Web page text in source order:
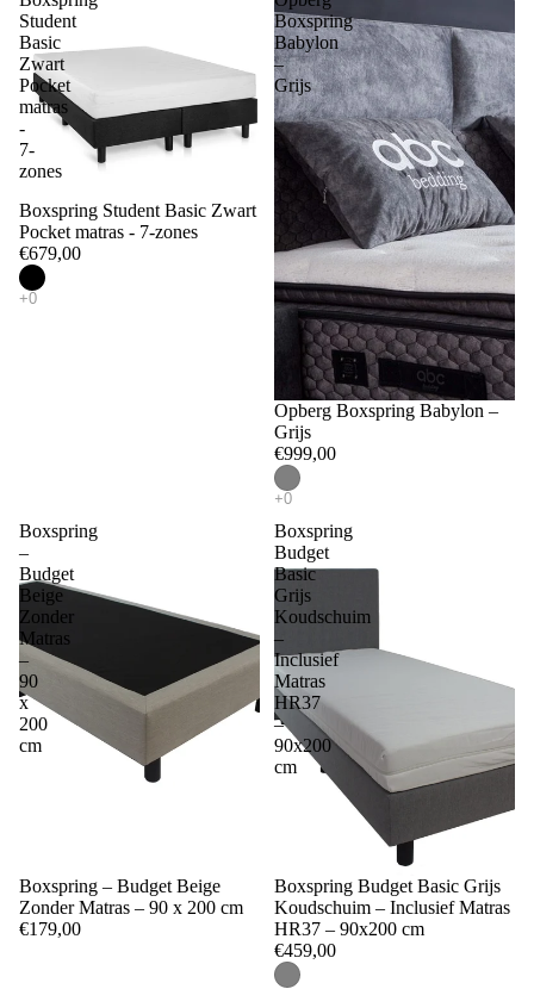
Student
Basic
Zwart
Pocket
matras
-
7-
zones
Boxspring Student Basic Zwart
Pocket matras - 7-zones
€679,00
Boxspring
Babylon
–
Grijs
Opberg Boxspring Babylon –
Grijs
€999,00
Boxspring
–
Budget
Beige
Zonder
Matras
–
90
x
200
cm
Boxspring – Budget Beige
Zonder Matras – 90 x 200 cm
€179,00
Boxspring
Budget
Basic
Grijs
Koudschuim
–
Inclusief
Matras
HR37
–
90x200
cm
Boxspring Budget Basic Grijs
Koudschuim – Inclusief Matras
HR37 – 90x200 cm
€459,00